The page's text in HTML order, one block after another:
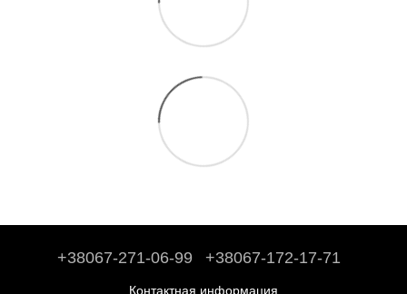
+38067-271-06-99 +38067-172-17-71
Контактная информация